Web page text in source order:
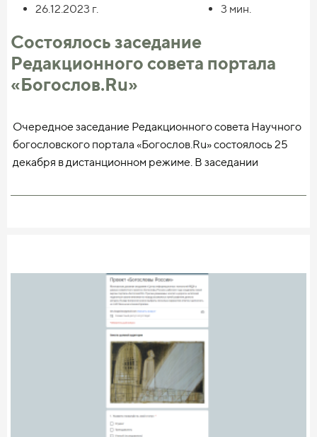
26.12.2023 г. 3 мин.
Состоялось заседание
Редакционного совета портала
«Богослов.Ru»
Очередное заседание Редакционного совета Научного
богословского портала «Богослов.Ru» состоялось 25
декабря в дистанционном режиме. В заседании
участвовали 17 из 22 членов совета.
Дмитровский Кирилл рассказал о текущих и
планируемых проектах издания. В настоящая время
редакция работает над созданием нового сайта с
использованием современных технологий, при этом
функционал платформы будет заметно расширен.
Обновлённый портал разрабатывается в рамках
проекта «Богословы России», реализуемого при
поддержке Фонда президентских грантов и
Президентского фонда культурных инициатив.